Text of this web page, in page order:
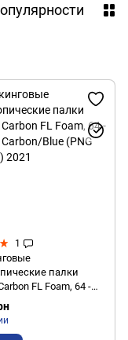
1
палки
FL Foam, 64 -
Blue (PNG